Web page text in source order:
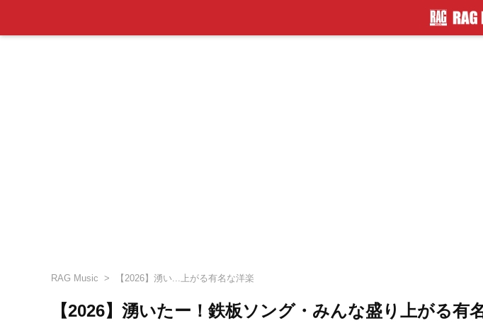
RAG Music 【2026】湧い...上がる有名な洋楽
【2026】湧いたー！鉄板ソング・みんな盛り上がる有